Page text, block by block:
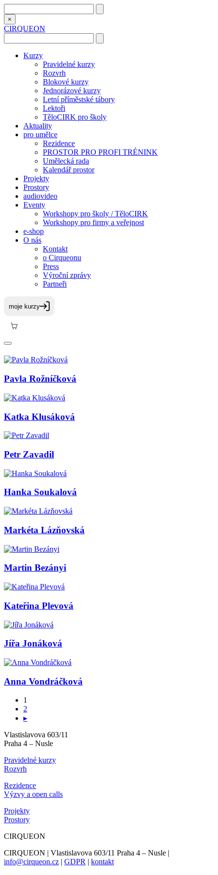
×
CIRQUEON
Kurzy
Pravidelné kurzy
Rozvrh
Blokové kurzy
Jednorázové kurzy
Letní příměstské tábory
Lektoři
TěloCIRK pro školy
Aktuality
pro umělce
Rezidence
PROSTOR PRO PROFI TRÉNINK
Umělecká rada
Kalendář prostor
Projekty
Prostory
audiovideo
Eventy
Workshopy pro školy / TěloCIRK
Workshopy pro firmy a veřejnost
e-shop
O nás
Kontakt
o Cirqueonu
Press
Výroční zprávy
Partneři
Pavla Rožníčková
Katka Klusáková
Petr Zavadil
Hanka Soukalová
Markéta Lázňovská
Martin Bezányi
Kateřina Plevová
Jířa Jonáková
Anna Vondráčková
1
2
▸
Vlastislavova 603/11
Praha 4 – Nusle
Pravidelné kurzy
Rozvrh
Rezidence
Výzvy a open calls
Projekty
Prostory
CIRQUEON
CIRQUEON | Vlastislavova 603/11 Praha 4 – Nusle |
info@cirqueon.cz | GDPR | kontakt